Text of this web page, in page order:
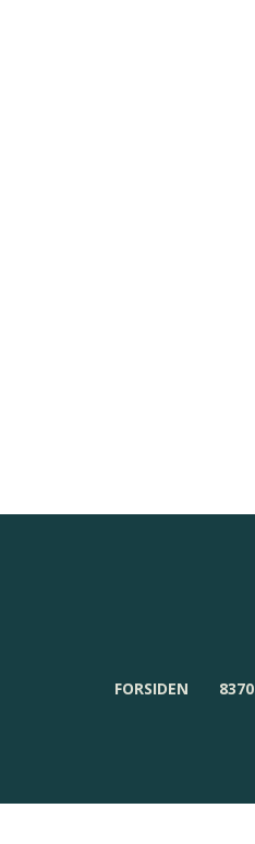
FORSIDEN 8370